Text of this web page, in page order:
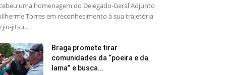
uma homenagem do Delegado-Geral Adjunto
Torres em reconhecimento à sua trajetória
jiu-jitsu...
Braga promete tirar
comunidades da “poeira e da
lama” e busca...